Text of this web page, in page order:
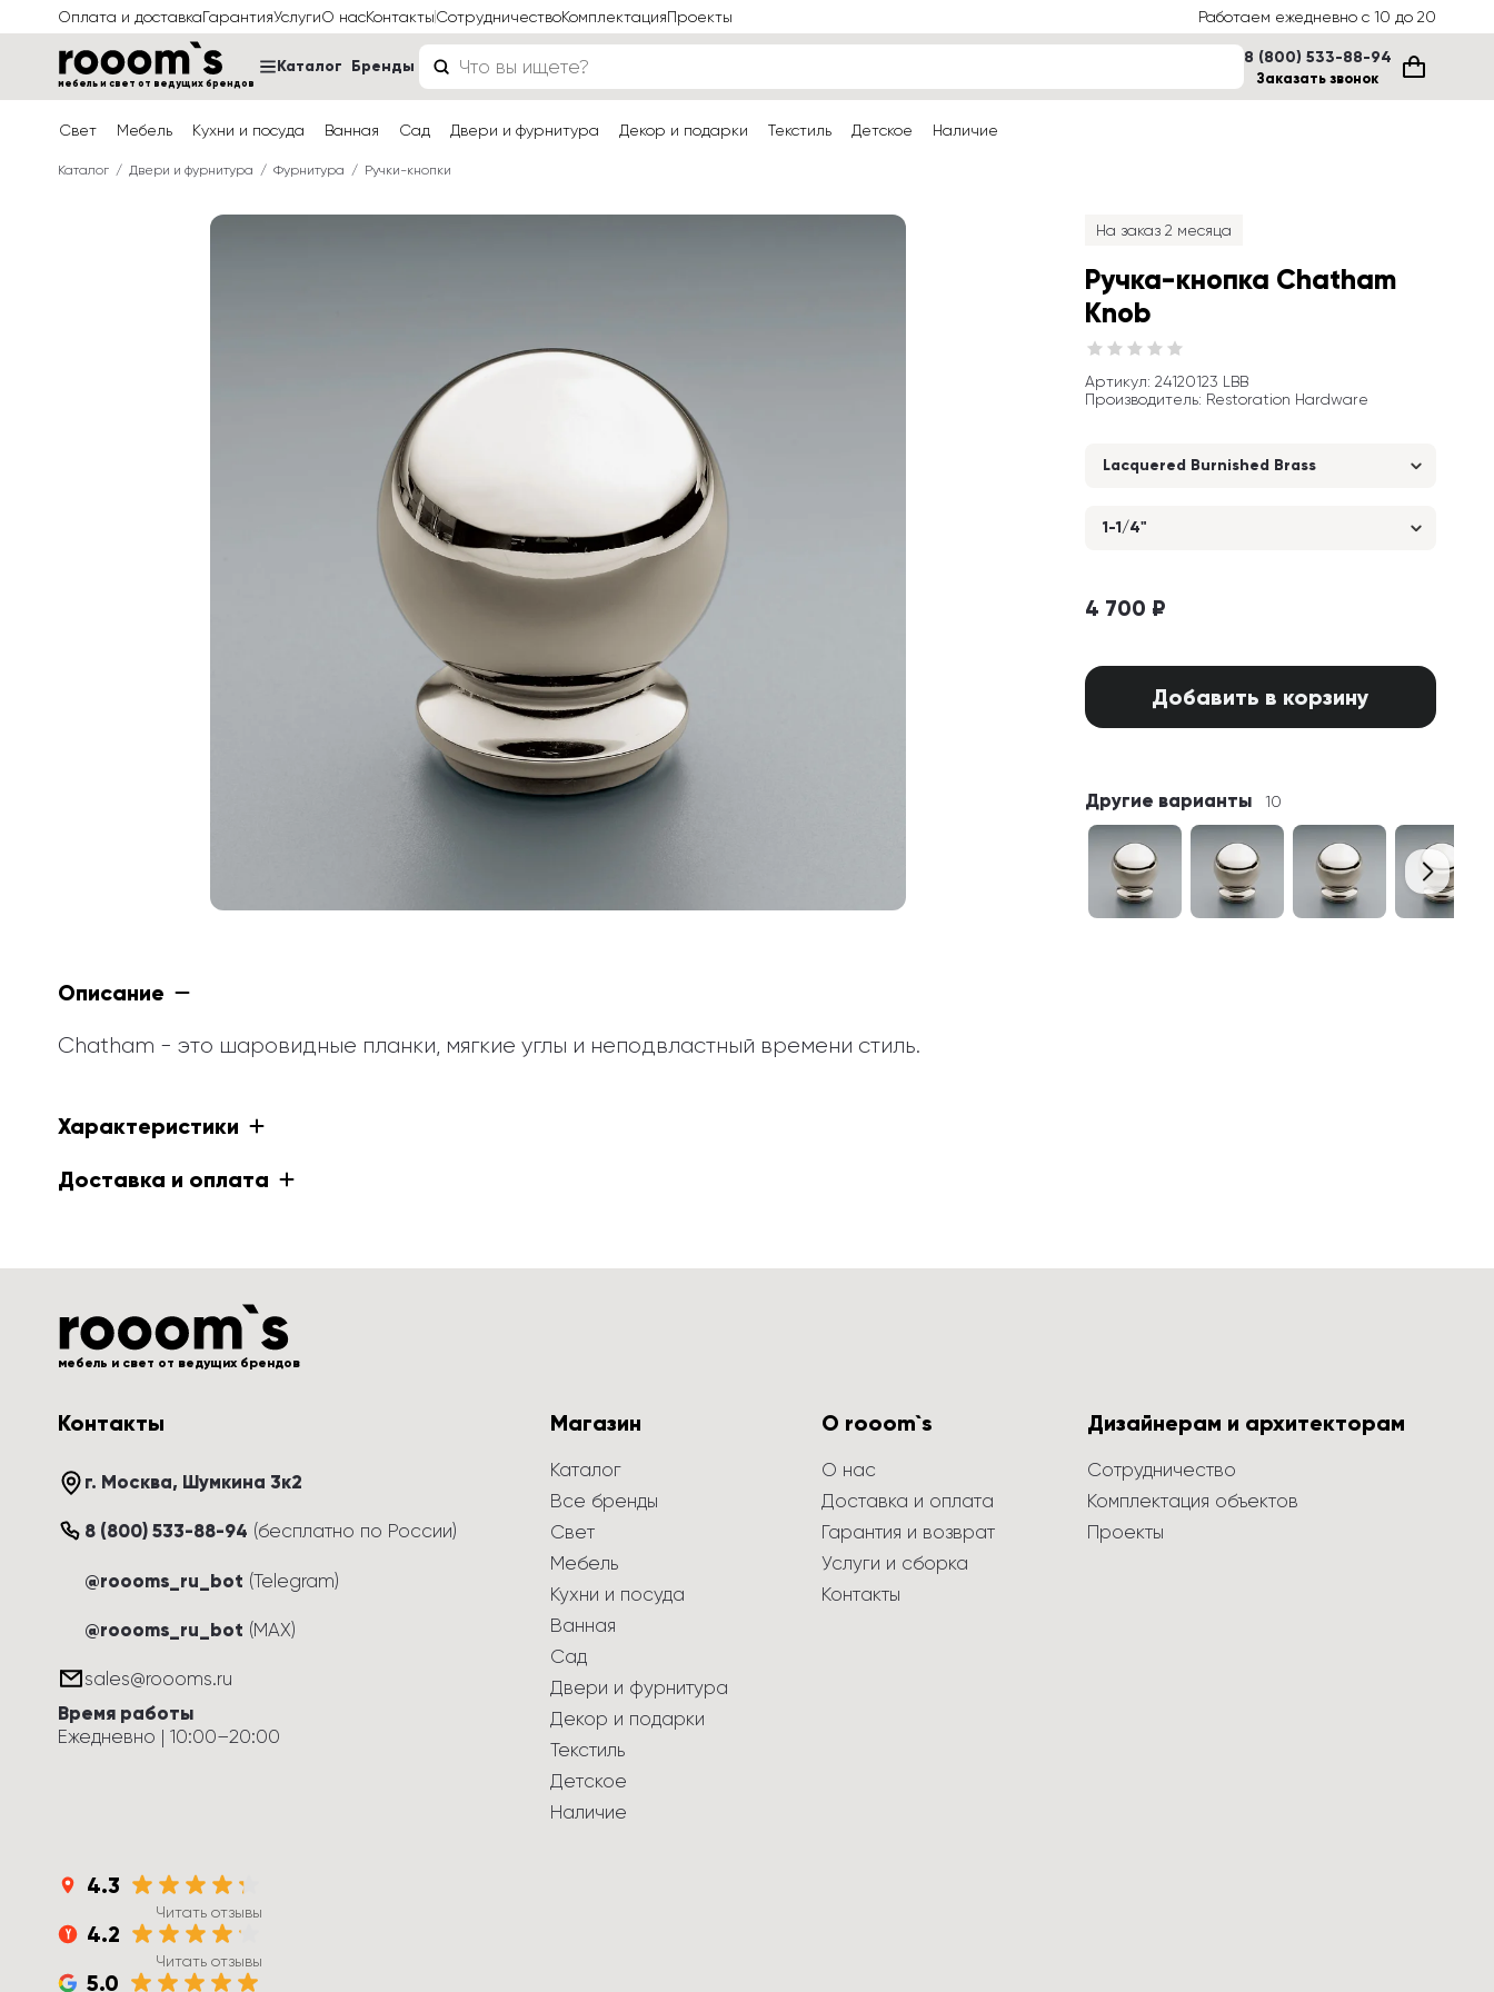
Оплата и доставкаГарантияУслугиО насКонтактыСотрудничествоКомплектацияПроекты Работаем ежедневно с 10 до 20
мебель и свет от ведущих брендов
Каталог Бренды 8 (800) 533-88-94
Заказать звонок
Свет Мебель Кухни и посуда Ванная Сад Двери и фурнитура Декор и подарки Текстиль Детское Наличие
Каталог Двери и фурнитура Фурнитура Ручки-кнопки
На заказ 2 месяца
Ручка-кнопка Chatham
Knob
Артикул: 24120123 LBB
Производитель: Restoration Hardware
Lacquered Burnished Brass
1-1/4"
4 700 ₽
Добавить в корзину
Другие варианты 10
Описание
Chatham - это шаровидные планки, мягкие углы и неподвластный времени стиль.
Характеристики
Доставка и оплата
мебель и свет от ведущих брендов
Контакты
г. Москва, Шумкина 3к2
8 (800) 533-88-94 (бесплатно по России)
@roooms_ru_bot (Telegram)
@roooms_ru_bot (MAX)
sales@roooms.ru
Время работы
Ежедневно | 10:00–20:00
4.3
Читать отзывы
4.2
Читать отзывы
5.0
Магазин
Каталог
Все бренды
Свет
Мебель
Кухни и посуда
Ванная
Сад
Двери и фурнитура
Декор и подарки
Текстиль
Детское
Наличие
О rooom`s
О нас
Доставка и оплата
Гарантия и возврат
Услуги и сборка
Контакты
Дизайнерам и архитекторам
Сотрудничество
Комплектация объектов
Проекты